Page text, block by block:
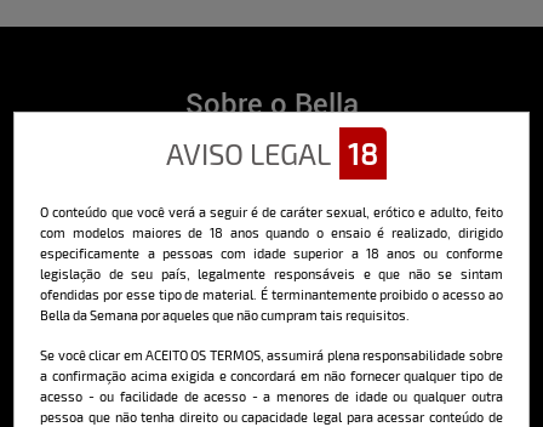
AVISO LEGAL 18
O conteúdo que você verá a seguir é de caráter sexual, erótico e adulto, feito
com modelos maiores de 18 anos quando o ensaio é realizado, dirigido
especificamente a pessoas com idade superior a 18 anos ou conforme
legislação de seu país, legalmente responsáveis e que não se sintam
ofendidas por esse tipo de material. É terminantemente proibido o acesso ao
Bella da Semana por aqueles que não cumpram tais requisitos.
Se você clicar em ACEITO OS TERMOS, assumirá plena responsabilidade sobre
a confirmação acima exigida e concordará em não fornecer qualquer tipo de
acesso - ou facilidade de acesso - a menores de idade ou qualquer outra
pessoa que não tenha direito ou capacidade legal para acessar conteúdo de
Sobre o Bella
O Bella da Semana é a maior e mais longeva revista masculina digital
do Brasil, com ensaios fotográficos e vídeos exclusivos de alta
qualidade, além de conteúdo editorial sobre saúde, esportes, moda,
comportamento, relacionamentos, tecnologia e erotismo.
Saiba mais
Cadastre-se e receba a mais
deliciosa newsletter da internet